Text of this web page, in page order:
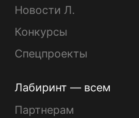
Новости Л.
Конкурсы
Спецпроекты
Лабиринт — всем
Партнерам